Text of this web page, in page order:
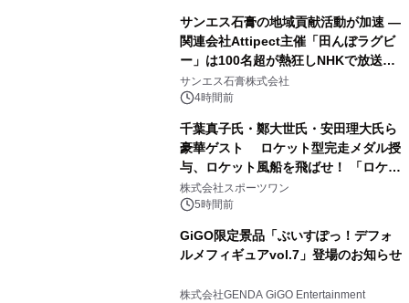
サンエス石膏の地域貢献活動が加速 ―
関連会社Attipect主催「田んぼラグビ
ー」は100名超が熱狂しNHKで放送さ
れました。
サンエス石膏株式会社
4時間前
千葉真子氏・鄭大世氏・安田理大氏ら
豪華ゲスト ロケット型完走メダル授
与、ロケット風船を飛ばせ！ 「ロケッ
トマラソン2026」開催
株式会社スポーツワン
5時間前
GiGO限定景品「ぶいすぽっ！デフォ
ルメフィギュアvol.7」登場のお知らせ
株式会社GENDA GiGO Entertainment